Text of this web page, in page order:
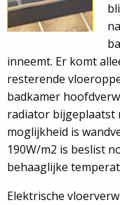
inneemt. Er komt
resterende
badkamer
radiator bijgeplaatst
moglijkheid is
190W/m2 is beslist
behaaglijke
Elektrische